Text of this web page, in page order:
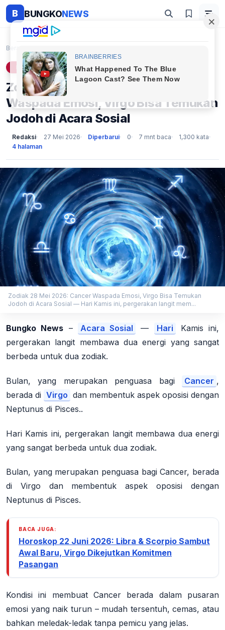
B BUNGKONEWS
Beranda
LIFESTYLE
Zodiak 28 Mei 2026: Cancer
Waspada Emosi, Virgo Bisa Temukan
Jodoh di Acara Sosial
Redaksi 27 Mei 2026 Diperbarui 0 7 mnt baca
1,300 kata
4 halaman
Zodiak 28 Mei 2026: Cancer Waspada Emosi, Virgo Bisa Temukan
Jodoh di Acara Sosial — Hari Kamis ini, pergerakan langit mem...
Bungko News – Acara Sosial — Hari
Kamis ini,
pergerakan langit membawa dua energi yang sangat
berbeda untuk dua zodiak.
Bulan, yang merupakan penguasa bagi Cancer ,
berada di Virgo dan membentuk aspek oposisi dengan
Neptunus di Pisces..
Hari Kamis ini, pergerakan langit membawa dua energi
yang sangat berbeda untuk dua zodiak.
Bulan, yang merupakan penguasa bagiCancer, berada
di Virgo dan membentuk aspek oposisi dengan
Neptunus di Pisces.
BACA JUGA:
Horoskop 22 Juni 2026: Libra & Scorpio Sambut
Awal Baru, Virgo Dikejutkan Komitmen
Pasangan
Kondisi ini membuat Cancer berada dalam pusaran
emosi yang naik turun – mudah tersentuh, cemas, atau
bahkan meledak-ledak tanpa pemicu yang jelas.